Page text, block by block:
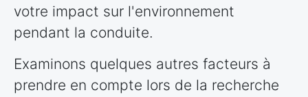
votre impact sur l'environnement
pendant la conduite.
Examinons quelques autres facteurs à
prendre en compte lors de la recherche